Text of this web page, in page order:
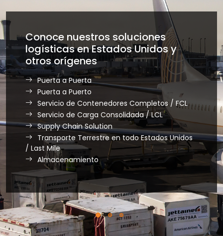
Conoce nuestros soluciones
logísticas en Estados Unidos y
otros orígenes
Puerta a Puerta
Puerta a Puerto
Servicio de Contenedores Completos / FCL
Servicio de Carga Consolidada / LCL
Supply Chain Solution
Transporte Terrestre en todo Estados Unidos
/ Last Mile
Almacenamiento